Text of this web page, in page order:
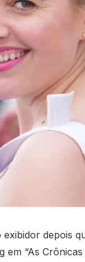
depois
“As